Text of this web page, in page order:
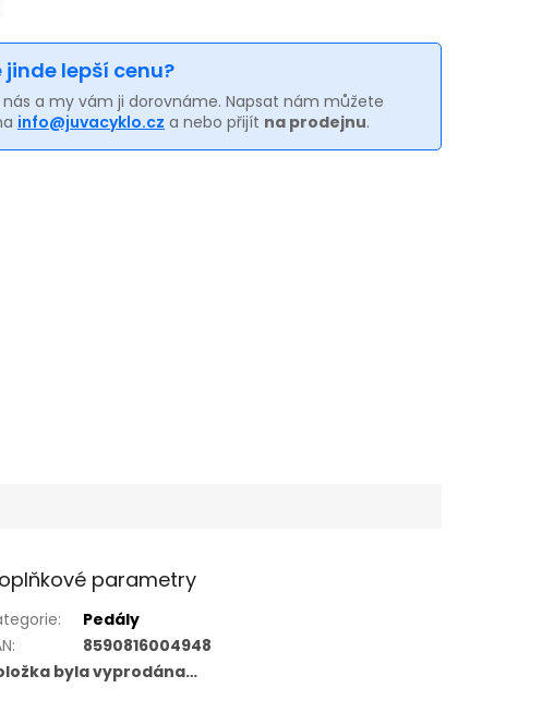
jinde lepší cenu?
a my vám ji dorovnáme. Napsat nám můžete
info@juvacyklo.cz a nebo přijít na prodejnu.
parametry
:
Pedály
:
8590816004948
byla vyprodána…